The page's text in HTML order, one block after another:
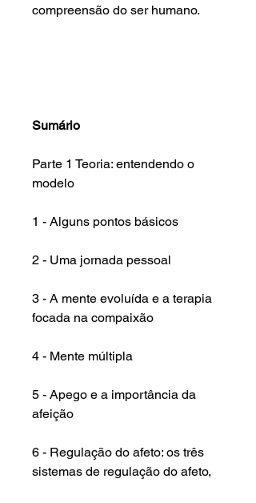
compreensão do ser humano.
Sumário
Parte 1 Teoria: entendendo o
modelo
1 - Alguns pontos básicos
2 - Uma jornada pessoal
3 - A mente evoluída e a terapia
focada na compaixão
4 - Mente múltipla
5 - Apego e a importância da
afeição
6 - Regulação do afeto: os três
sistemas de regulação do afeto,